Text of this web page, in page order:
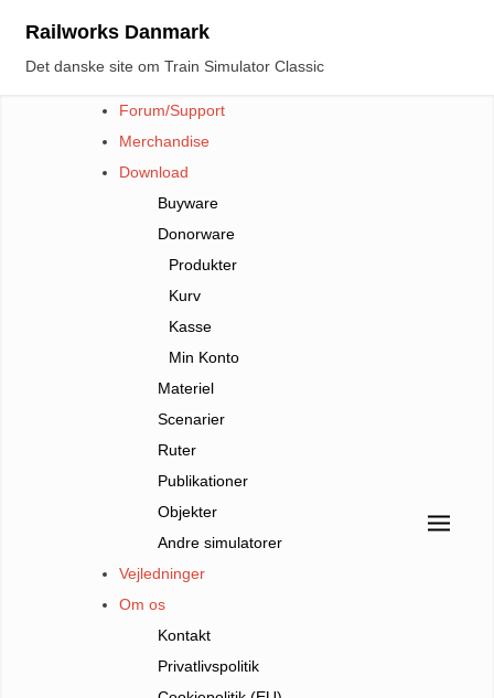
content
Railworks Danmark
Det danske site om Train Simulator Classic
Forum/Support
Merchandise
Download
Buyware
Donorware
Produkter
Kurv
Kasse
Min Konto
Materiel
Scenarier
Ruter
Publikationer
Objekter
Andre simulatorer
Vejledninger
Om os
Kontakt
Privatlivspolitik